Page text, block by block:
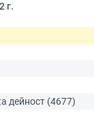
г.
дейност (4677)